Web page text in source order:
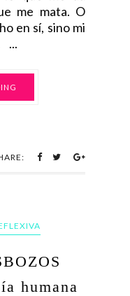
me mata. O
en sí, sino mi
...
humana